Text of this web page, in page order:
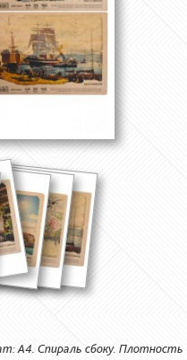
А4. Спираль сбоку. Плотность